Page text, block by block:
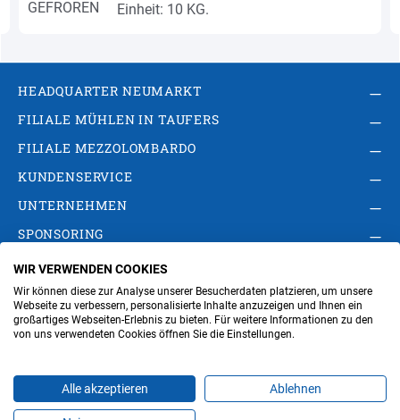
Einheit: 10 KG.
HEADQUARTER NEUMARKT
FILIALE MÜHLEN IN TAUFERS
FILIALE MEZZOLOMBARDO
KUNDENSERVICE
UNTERNEHMEN
SPONSORING
AGB Privacy Policy
Impressum
Cookie-Einstellungen ändern
Verwaltung
WIR VERWENDEN COOKIES
Wir können diese zur Analyse unserer Besucherdaten platzieren, um unsere
Webseite zu verbessern, personalisierte Inhalte anzuzeigen und Ihnen ein
großartiges Webseiten-Erlebnis zu bieten. Für weitere Informationen zu den
von uns verwendeten Cookies öffnen Sie die Einstellungen.
Alle akzeptieren Ablehnen